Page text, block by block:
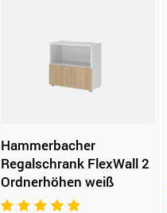
Hammerbacher
Regalschrank FlexWall 2
Ordnerhöhen weiß